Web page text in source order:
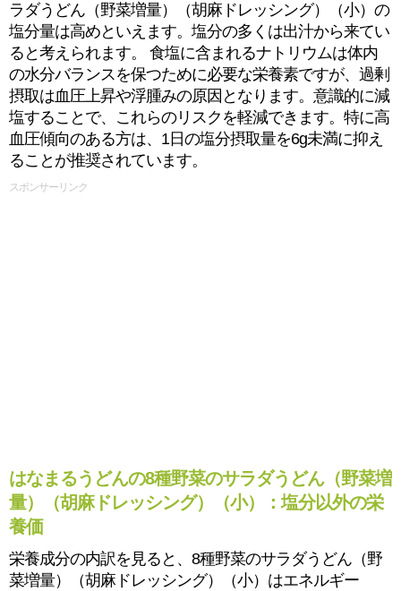
ラダうどん（野菜増量）（胡麻ドレッシング）（小）の
塩分量は高めといえます。塩分の多くは出汁から来てい
ると考えられます。 食塩に含まれるナトリウムは体内
の水分バランスを保つために必要な栄養素ですが、過剰
摂取は血圧上昇や浮腫みの原因となります。意識的に減
塩することで、これらのリスクを軽減できます。特に高
血圧傾向のある方は、1日の塩分摂取量を6g未満に抑え
ることが推奨されています。
スポンサーリンク
はなまるうどんの8種野菜のサラダうどん（野菜増
量）（胡麻ドレッシング）（小）：塩分以外の栄
養価
栄養成分の内訳を見ると、8種野菜のサラダうどん（野
菜増量）（胡麻ドレッシング）（小）はエネルギー